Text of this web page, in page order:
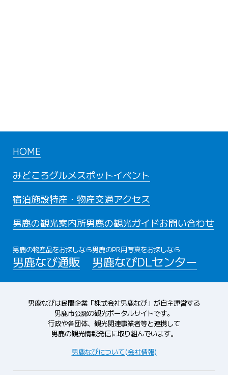
HOME
みどころグルメスポットイベント
宿泊施設特産・物産交通アクセス
男鹿の観光案内所男鹿の観光ガイドお問い合わせ
男鹿の物産品をお探しなら
男鹿なび通販
男鹿のPR用写真をお探しなら
男鹿なびDLセンター
男鹿なびは民間企業「株式会社男鹿なび」が自主運営する
男鹿市公認の観光ポータルサイトです。
行政や各団体、観光関連事業者等と連携して
男鹿の観光情報発信に取り組んでいます。
男鹿なびについて(会社情報)